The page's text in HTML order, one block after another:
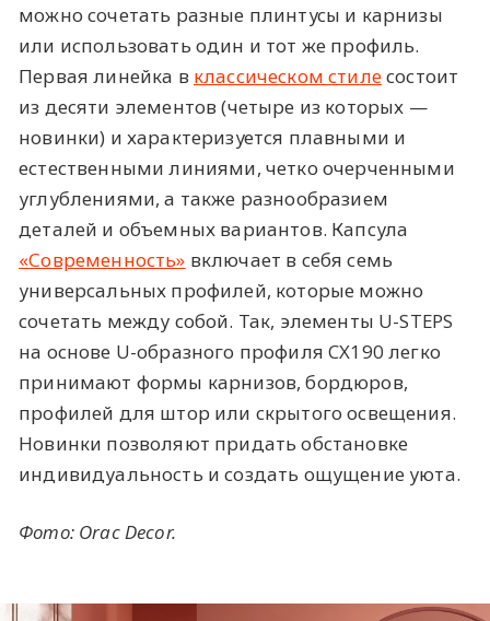
можно сочетать разные плинтусы и карнизы
или использовать один и тот же профиль.
Первая линейка в классическом стилесостоит
из десяти элементов (четыре из которых —
новинки) и характеризуется плавными и
естественными линиями, четко очерченными
углублениями, а также разнообразием
деталей и объемных вариантов. Капсула
«Современность» включает в себя семь
универсальных профилей, которые можно
сочетать между собой. Так, элементы U-STEPS
на основе U-образного профиля CX190 легко
принимают формы карнизов, бордюров,
профилей для штор или скрытого освещения.
Новинки позволяют придать обстановке
индивидуальность и создать ощущение уюта.
Фото: Orac Decor.